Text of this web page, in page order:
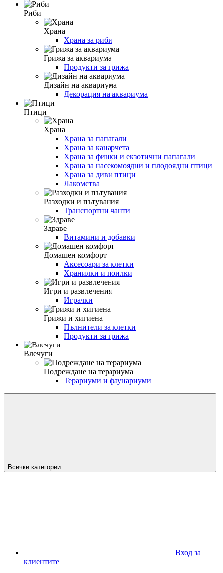
Риби
Храна
Храна за риби
Грижа за аквариума
Продукти за грижа
Дизайн на аквариума
Декорация на аквариума
Птици
Храна
Храна за папагали
Храна за канарчета
Храна за финки и екзотични папагали
Храна за насекомоядни и плодоядни птици
Храна за диви птици
Лакомства
Разходки и пътувания
Транспортни чанти
Здраве
Витамини и добавки
Домашен комфорт
Аксесоари за клетки
Хранилки и поилки
Игри и развлечения
Играчки
Грижи и хигиена
Пълнители за клетки
Продукти за грижа
Влечуги
Подреждане на терариума
Терариуми и фаунариуми
Всички категории
Вход за
клиентите